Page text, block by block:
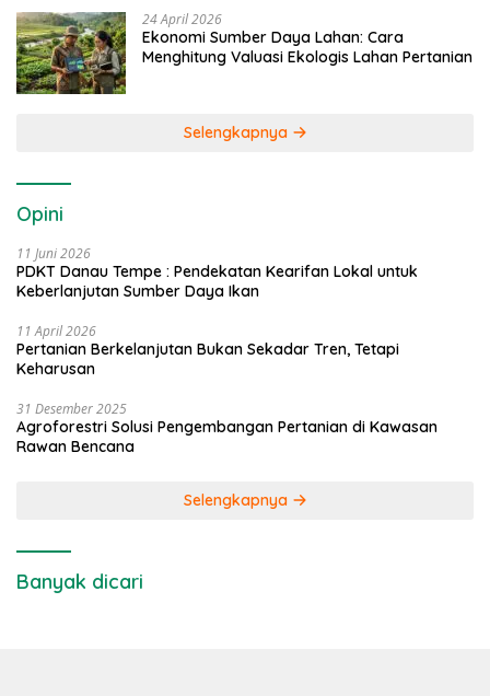
24 April 2026
Ekonomi Sumber Daya Lahan: Cara
Menghitung Valuasi Ekologis Lahan Pertanian
Selengkapnya
Opini
11 Juni 2026
PDKT Danau Tempe : Pendekatan Kearifan Lokal untuk
Keberlanjutan Sumber Daya Ikan
11 April 2026
Pertanian Berkelanjutan Bukan Sekadar Tren, Tetapi
Keharusan
31 Desember 2025
Agroforestri Solusi Pengembangan Pertanian di Kawasan
Rawan Bencana
Selengkapnya
Banyak dicari